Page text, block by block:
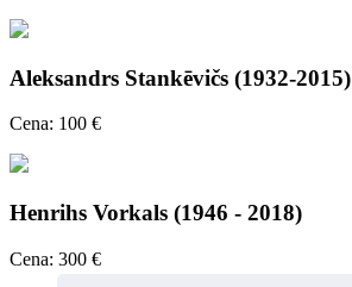
Aleksandrs Stankēvičs (1932-2015)
Cena: 100 €
Henrihs Vorkals (1946 - 2018)
Cena: 300 €